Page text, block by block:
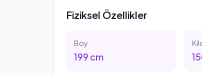
Fiziksel Özellikler
Boy
199 cm